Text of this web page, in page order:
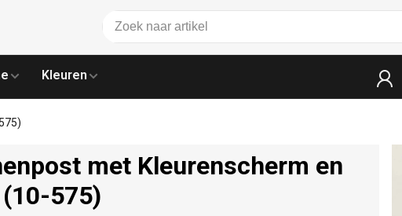
Kleuren
met Kleurenscherm en
575)